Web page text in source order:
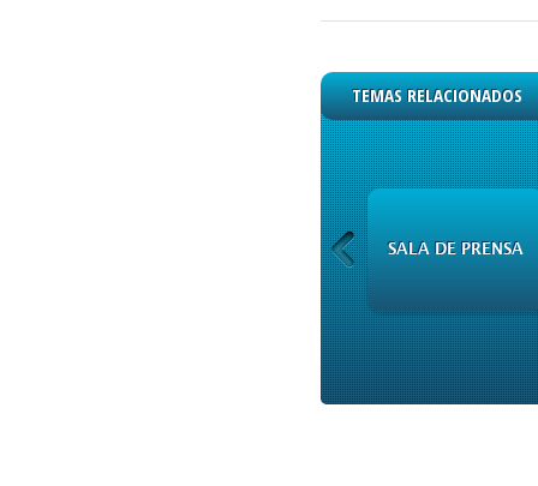
TEMAS RELACIONADOS
SALA DE PRENSA